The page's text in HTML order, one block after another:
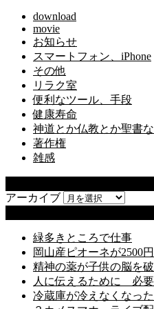
download
movie
お知らせ
スマートフォン、iPhone
その他
リラク室
便利なツール、手段
健康寿命
神道とか仏教とか聖書
著作権
雑感
アーカイブ
緑多きところで仕事
岡山産ピオーネが2500
精神の薬が子供の脳を
人に伝えるために 必
冷蔵庫が冷えなくなっ